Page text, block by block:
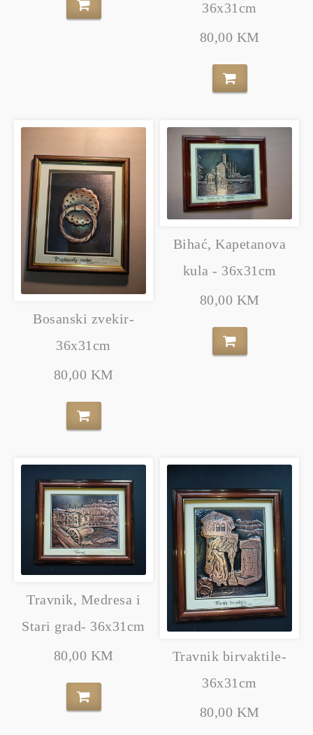
36x31cm
80,00 KM
Bosanski zvekir-
36x31cm
80,00 KM
Bihać, Kapetanova
kula - 36x31cm
80,00 KM
Travnik, Medresa i
Stari grad- 36x31cm
80,00 KM
Travnik birvaktile-
36x31cm
80,00 KM